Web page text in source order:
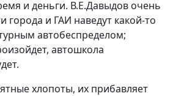
и деньги. В.Е.Давыдов очень
города и ГАИ наведут какой-то
автобеспределом;
автошкола
хлопоты, их прибавляет